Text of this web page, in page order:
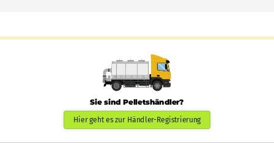
Sie sind Pelletshändler?
Hier geht es zur Händler-Registrierung